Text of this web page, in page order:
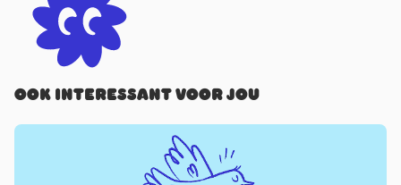
Ook interessant voor jou